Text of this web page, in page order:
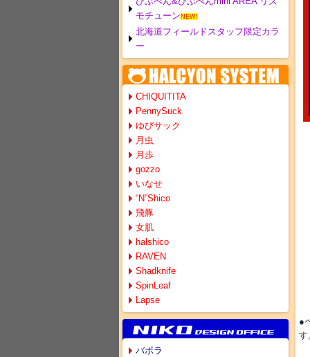
●
す
モチューン NEW!
北海道フィールドスタッフ限定カラ
ー
CHIQUITITA
PennySuck
ゆびサック
月虫
月歩
gozzo
いなせ
“N”Shico
飛豚
女肌
halshico
RAVEN
Shadknife
SpinLeaf
Lapse
バボラ